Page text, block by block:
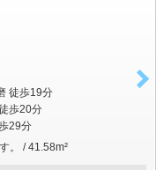
徒歩19分
歩20分
29分
。 / 41.58m²